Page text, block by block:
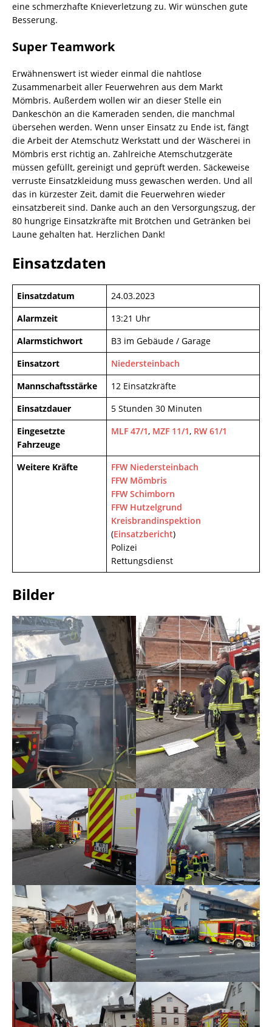
eine schmerzhafte Knieverletzung zu. Wir wünschen gute
Besserung.
Super Teamwork
Erwähnenswert ist wieder einmal die nahtlose
Zusammenarbeit aller Feuerwehren aus dem Markt
Mömbris. Außerdem wollen wir an dieser Stelle ein
Dankeschön an die Kameraden senden, die manchmal
übersehen werden. Wenn unser Einsatz zu Ende ist, fängt
die Arbeit der Atemschutz Werkstatt und der Wäscherei in
Mömbris erst richtig an. Zahlreiche Atemschutzgeräte
müssen gefüllt, gereinigt und geprüft werden. Säckeweise
verruste Einsatzkleidung muss gewaschen werden. Und all
das in kürzester Zeit, damit die Feuerwehren wieder
einsatzbereit sind. Danke auch an den Versorgungszug, der
80 hungrige Einsatzkräfte mit Brötchen und Getränken bei
Laune gehalten hat. Herzlichen Dank!
Einsatzdaten
Einsatzdatum
24.03.2023
Alarmzeit
13:21 Uhr
Alarmstichwort
B3 im Gebäude / Garage
Einsatzort
Niedersteinbach
Mannschaftsstärke
12 Einsatzkräfte
Einsatzdauer
5 Stunden 30 Minuten
Eingesetzte
Fahrzeuge
MLF 47/1, MZF 11/1, RW 61/1
Weitere Kräfte
FFW Niedersteinbach
FFW Mömbris
FFW Schimborn
FFW Hutzelgrund
Kreisbrandinspektion
(Einsatzbericht)
Polizei
Rettungsdienst
Bilder